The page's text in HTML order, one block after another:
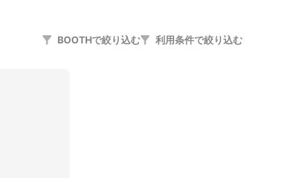
BOOTHで絞り込む 利用条件で絞り込む